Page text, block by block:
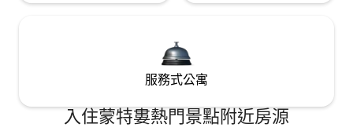
服務式公寓
入住蒙特婁熱門景點附近房源